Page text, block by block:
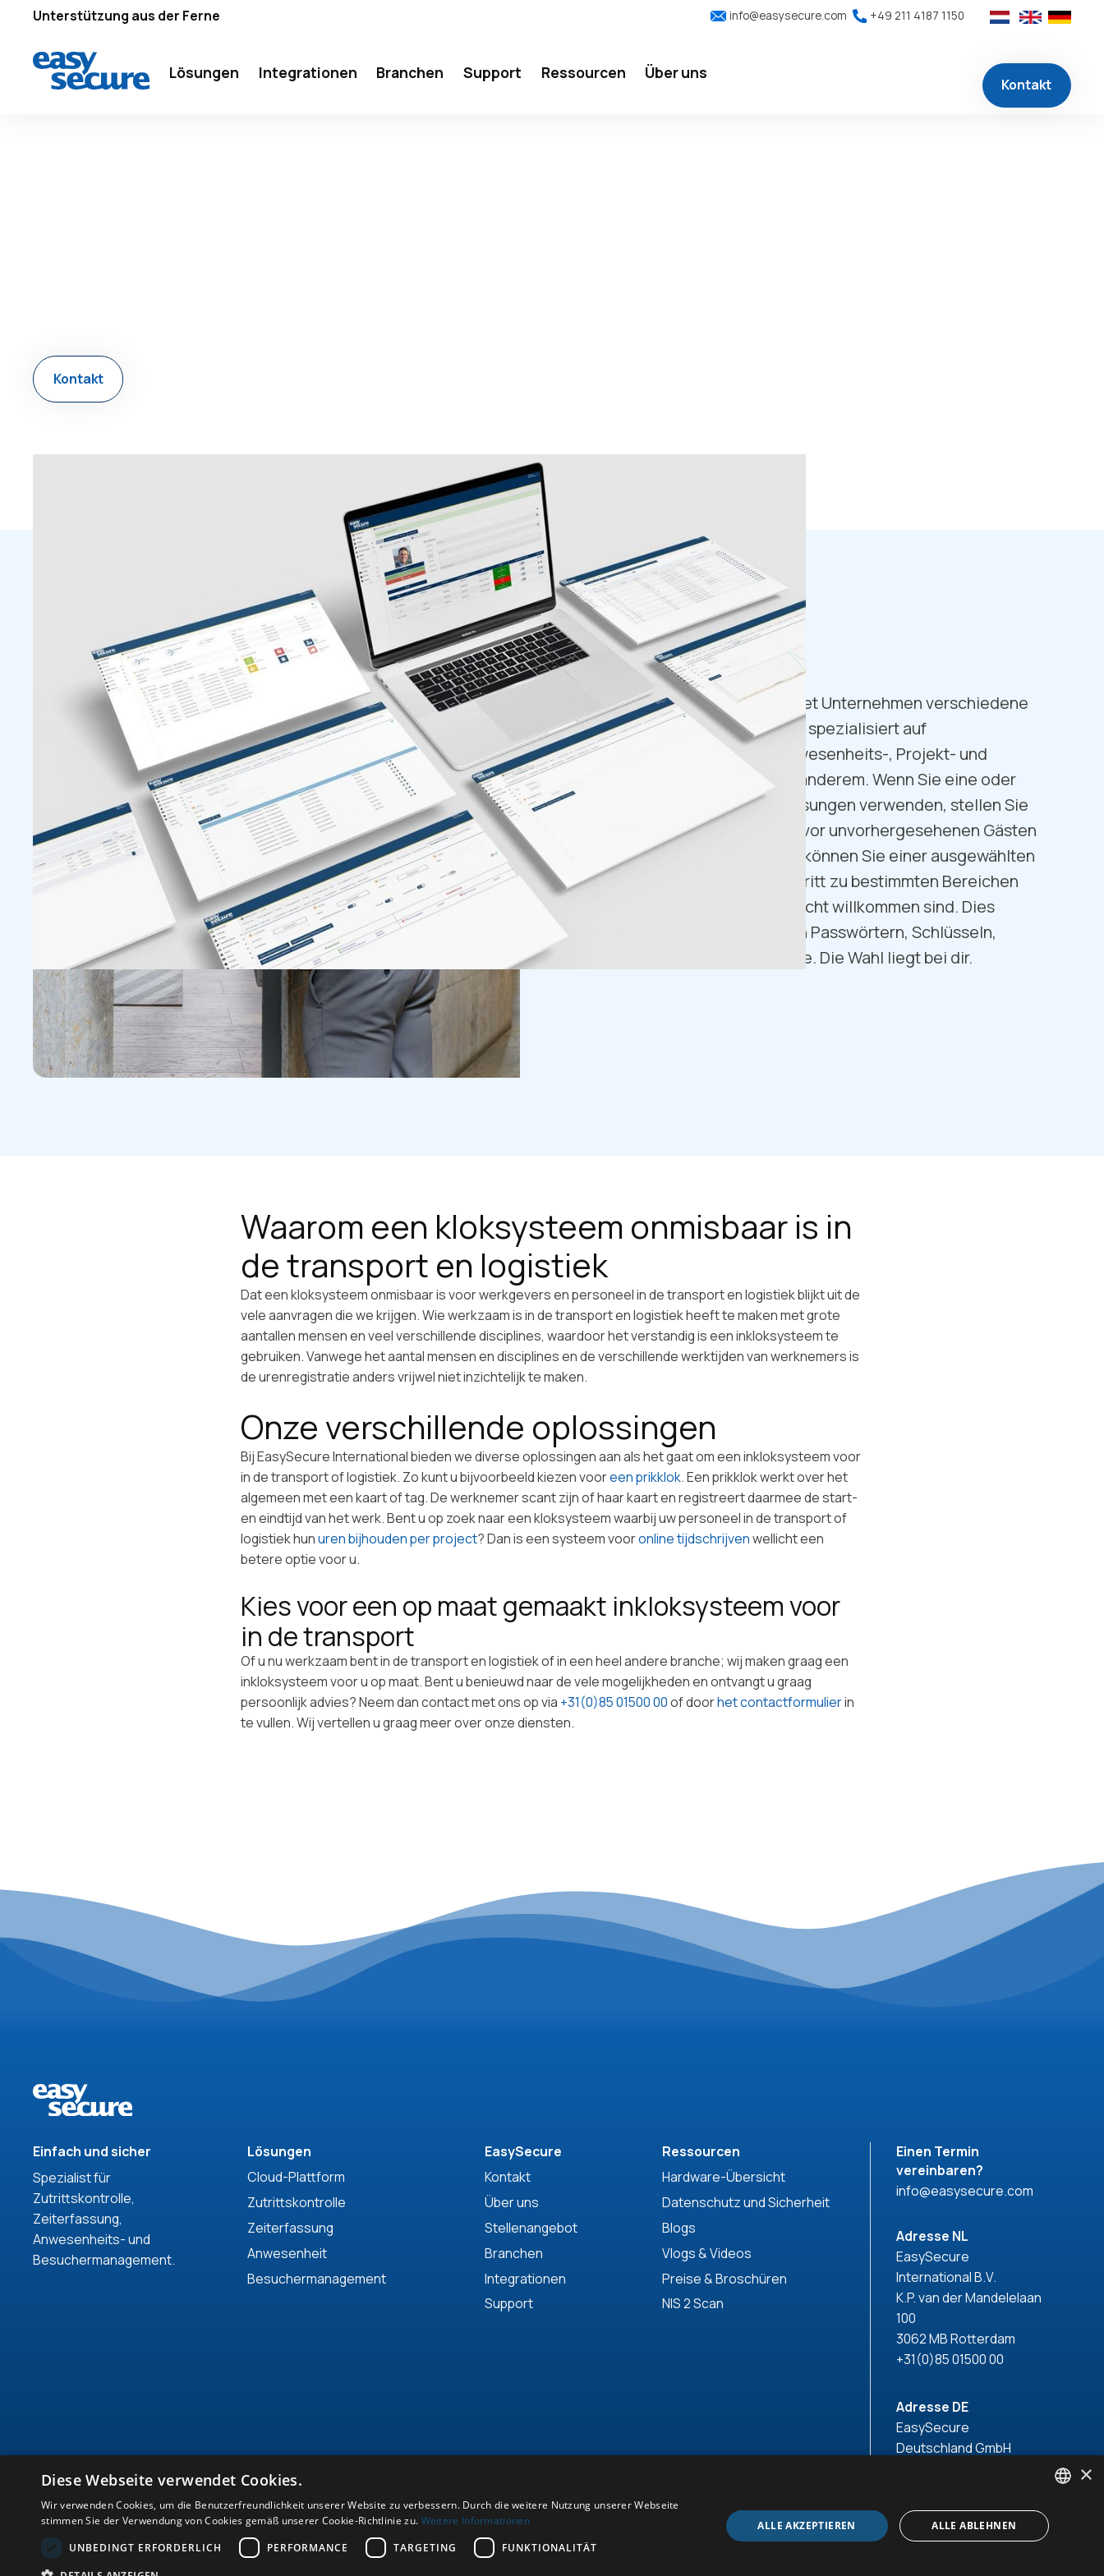
Unterstützung aus der Ferne info@easysecure.com +49 211 4187 1150
Lösungen Integrationen Branchen Support Ressourcen Über uns
Kontakt
Kontakt
EasySecure International bietet Unternehmen verschiedene
Sicherheitslösungen. Wir sind spezialisiert auf
Zugangskontrollen, Zeit-, Anwesenheits-, Projekt- und
Besucherregistrierung unter anderem. Wenn Sie eine oder
mehrere dieser Sicherheitslösungen verwenden, stellen Sie
sicher, dass Ihr Unternehmen vor unvorhergesehenen Gästen
geschützt ist. Darüber hinaus können Sie einer ausgewählten
Gruppe von Personen den Zutritt zu bestimmten Bereichen
entziehen, in denen andere nicht willkommen sind. Dies
realisieren wir in der Nähe von Passwörtern, Schlüsseln,
Mobiltelefonen oder Biometrie. Die Wahl liegt bei dir.
Waarom een kloksysteem onmisbaar is in
de transport en logistiek
Dat een kloksysteem onmisbaar is voor werkgevers en personeel in de transport en logistiek blijkt uit de
vele aanvragen die we krijgen. Wie werkzaam is in de transport en logistiek heeft te maken met grote
aantallen mensen en veel verschillende disciplines, waardoor het verstandig is een inkloksysteem te
gebruiken. Vanwege het aantal mensen en disciplines en de verschillende werktijden van werknemers is
de urenregistratie anders vrijwel niet inzichtelijk te maken.
Onze verschillende oplossingen
Bij EasySecure International bieden we diverse oplossingen aan als het gaat om een inkloksysteem voor
in de transport of logistiek. Zo kunt u bijvoorbeeld kiezen vooreen prikklok. Een prikklok werkt over het
algemeen met een kaart of tag. De werknemer scant zijn of haar kaart en registreert daarmee de start-
en eindtijd van het werk. Bent u op zoek naar een kloksysteem waarbij uw personeel in de transport of
logistiek hunuren bijhouden per project? Dan is een systeem vooronline tijdschrijvenwellicht een
betere optie voor u.
Kies voor een op maat gemaakt inkloksysteem voor
in de transport
Of u nu werkzaam bent in de transport en logistiek of in een heel andere branche; wij maken graag een
inkloksysteem voor u op maat. Bent u benieuwd naar de vele mogelijkheden en ontvangt u graag
persoonlijk advies? Neem dan contact met ons op via +31(0)85 01500 00of doorhet contactformulierin
te vullen. Wij vertellen u graag meer over onze diensten.
Einfach und sicher
Spezialist für
Zutrittskontrolle,
Zeiterfassung,
Anwesenheits- und
Besuchermanagement.
Lösungen
Cloud-Plattform
Zutrittskontrolle
Zeiterfassung
Anwesenheit
Besuchermanagement
EasySecure
Kontakt
Über uns
Stellenangebot
Branchen
Integrationen
Support
Ressourcen
Hardware-Übersicht
Datenschutz und Sicherheit
Blogs
Vlogs & Videos
Preise & Broschüren
NIS 2 Scan
Einen Termin
vereinbaren?
info@easysecure.com
Adresse NL
EasySecure
International B.V.
K.P. van der Mandelelaan
100
3062 MB Rotterdam
+31(0)85 01500 00
Adresse DE
EasySecure
Deutschland GmbH
+49(0)211 418 71 150
ENGLISH
×
Diese Webseite verwendet Cookies.
Wir verwenden Cookies, um die Benutzerfreundlichkeit unserer Website zu verbessern. Durch die weitere Nutzung unserer Webseite
stimmen Sie der Verwendung von Cookies gemäß unserer Cookie-Richtlinie zu. Weitere Informationen
UNBEDINGT ERFORDERLICH
PERFORMANCE TARGETING FUNKTIONALITÄT
ALLE AKZEPTIEREN ALLE ABLEHNEN